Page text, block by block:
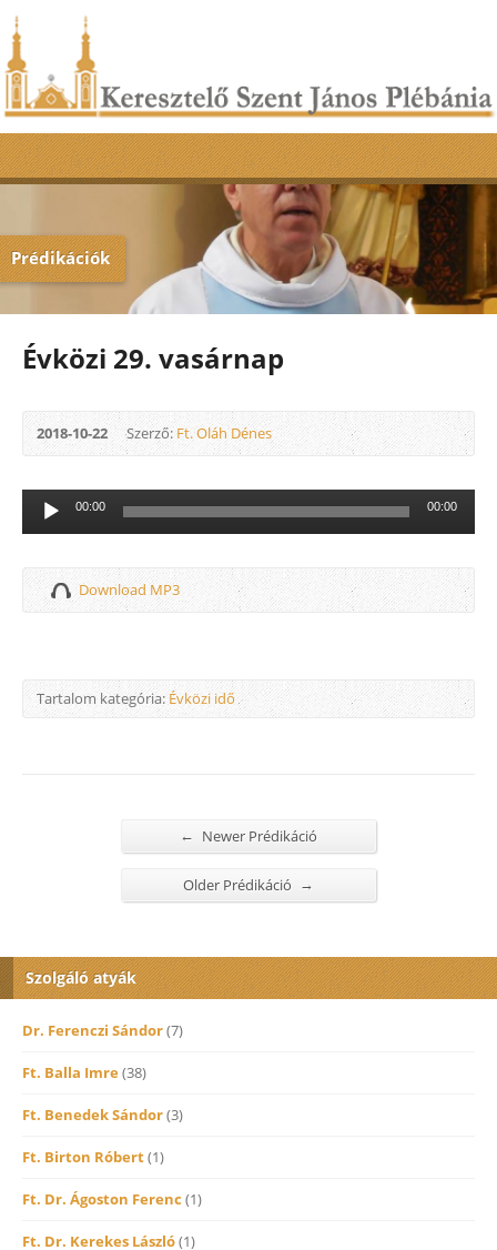
Prédikációk
Évközi 29. vasárnap
2018-10-22 Szerző:Ft. Oláh Dénes
Audió
lejátszó
00:00 00:00
Download MP3
Tartalom kategória:Évközi idő
← Newer Prédikáció
Older Prédikáció →
Szolgáló atyák
Dr. Ferenczi Sándor(7)
Ft. Balla Imre(38)
Ft. Benedek Sándor(3)
Ft. Birton Róbert(1)
Ft. Dr. Ágoston Ferenc (1)
Ft. Dr. Kerekes László(1)